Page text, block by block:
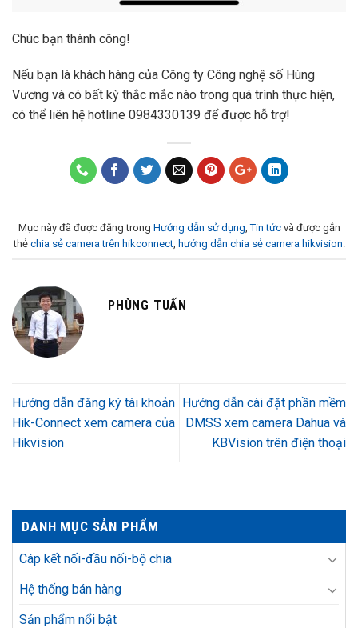
Chúc bạn thành công!
Nếu bạn là khách hàng của Công ty Công nghệ số Hùng
Vương và có bất kỳ thắc mắc nào trong quá trình thực hiện,
có thể liên hệ hotline 0984330139 để được hỗ trợ!
Mục này đã được đăng trong Hướng dẫn sử dụng ,Tin tứcvà được gắn
thẻ chia sẻ camera trên hikconnect, hướng dẫn chia sẻ camera hikvision
PHÙNG TUẤN
Hướng dẫn đăng ký tài khoản
Hik-Connect xem camera của
Hikvision
Hướng dẫn cài đặt phần mềm
DMSS xem camera Dahua và
KBVision trên điện thoại
DANH MỤC SẢN PHẨM
Cáp kết nối-đầu nối-bộ chia
Hệ thống bán hàng
Sản phẩm nổi bật